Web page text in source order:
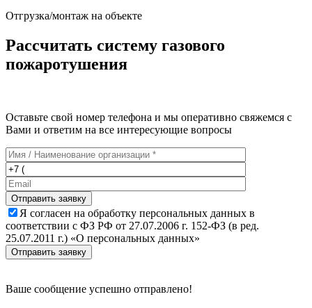
Отгрузка/монтаж на объекте
Рассчитать систему газового
пожаротушения
Оставьте свой номер телефона и мы оперативно свяжемся с
Вами и ответим на все интересующие вопросы
Отправить заявку
Я согласен на обработку персональных данных в
соответствии с ФЗ РФ от 27.07.2006 г. 152-ФЗ (в ред.
25.07.2011 г.) «О персональных данных»
Отправить заявку
Ваше сообщение успешно отправлено!